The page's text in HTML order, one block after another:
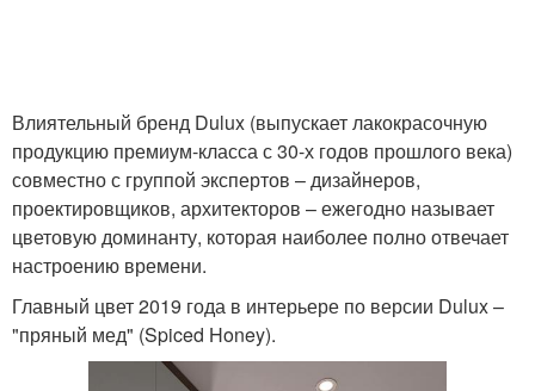
Влиятельный бренд Dulux (выпускает лакокрасочную
продукцию премиум-класса с 30-х годов прошлого века)
совместно с группой экспертов – дизайнеров,
проектировщиков, архитекторов – ежегодно называет
цветовую доминанту, которая наиболее полно отвечает
настроению времени.
Главный цвет 2019 года в интерьере по версии Dulux –
"пряный мед" (Spiced Honey).